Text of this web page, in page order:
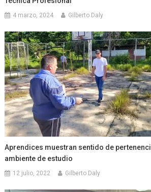
4 marzo, 2024 Gilberto Daly
Aprendices muestran sentido de
ambiente de estudio
12 julio, 2022 Gilberto Daly